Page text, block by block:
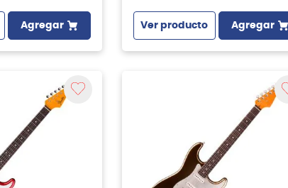
Agregar Ver producto Agregar